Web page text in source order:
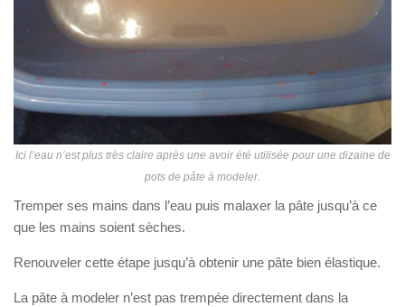
Ici l’eau n’est plus très claire après une avoir été utilisée pour une dizaine de
pots de pâte à modeler.
Tremper ses mains dans l’eau puis malaxer la pâte jusqu’à ce
que les mains soient sèches.
Renouveler cette étape jusqu’à obtenir une pâte bien élastique.
La pâte à modeler n’est pas trempée directement dans la